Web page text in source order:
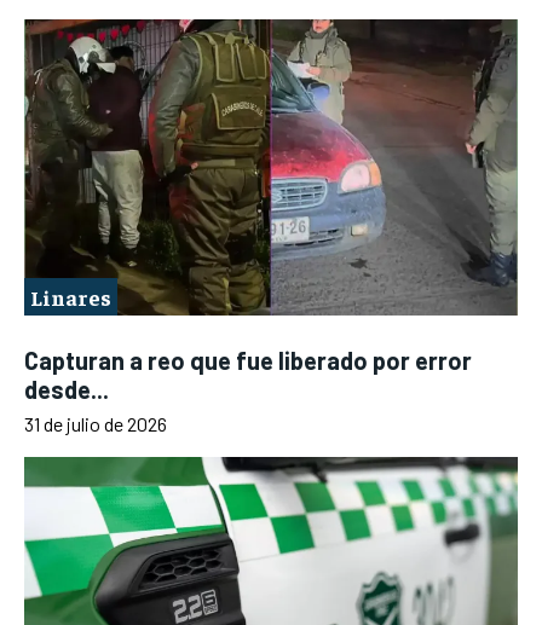
Linares
Capturan a reo que fue liberado por error
desde...
31 de julio de 2026